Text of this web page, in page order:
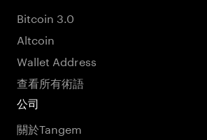
Bitcoin 3.0
Altcoin
Wallet Address
查看所有術語
公司
關於Tangem